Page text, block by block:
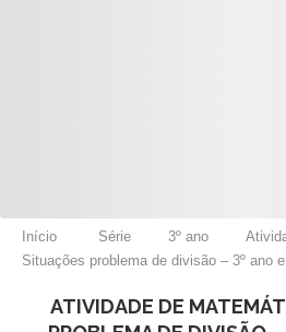
Início Série 3º ano
Situações problema de divisão – 3º ano
ATIVIDADE DE